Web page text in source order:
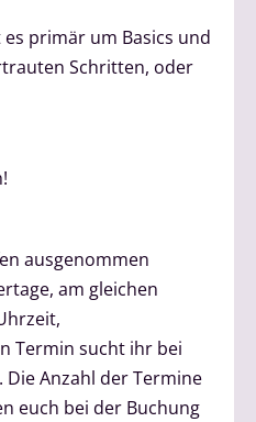
primär um Basics und
Schritten, oder
ausgenommen
am gleichen
Termin sucht ihr bei
Anzahl der Termine
euch bei der Buchung